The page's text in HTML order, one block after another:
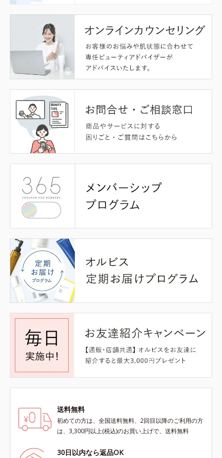
送料無料
初めての方は、全国送料無料、2回目以降のご利用の方
は、3,300円以上(税込)のお買い上げで、送料無料
30日以内なら返品OK